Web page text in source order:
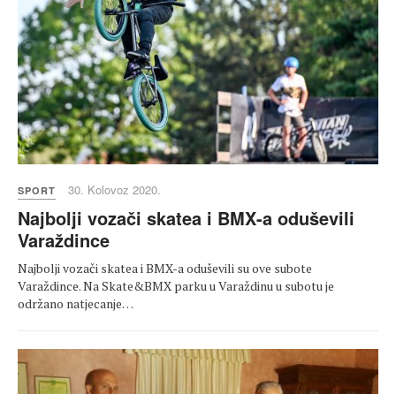
SPORT 30. Kolovoz 2020.
Najbolji vozači skatea i BMX-a oduševili
Varaždince
Najbolji vozači skatea i BMX-a oduševili su ove subote
Varaždince. Na Skate&BMX parku u Varaždinu u subotu je
održano natjecanje…